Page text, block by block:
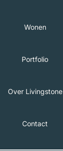
Wonen
Portfolio
Over Livingstone
Contact